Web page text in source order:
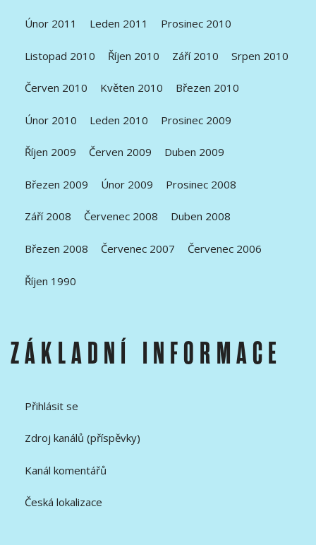
Únor 2011 Leden 2011 Prosinec 2010
Listopad 2010 Říjen 2010 Září 2010 Srpen 2010
Červen 2010 Květen 2010 Březen 2010
Únor 2010 Leden 2010 Prosinec 2009
Říjen 2009 Červen 2009 Duben 2009
Březen 2009 Únor 2009 Prosinec 2008
Září 2008 Červenec 2008 Duben 2008
Březen 2008 Červenec 2007 Červenec 2006
Říjen 1990
ZÁKLADNÍ INFORMACE
Přihlásit se
Zdroj kanálů (příspěvky)
Kanál komentářů
Česká lokalizace